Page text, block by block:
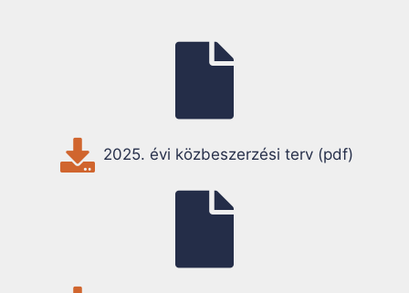
2025. évi közbeszerzési terv (pdf)